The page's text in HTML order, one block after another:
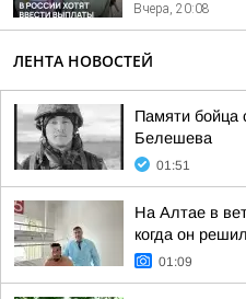
Вчера, 20:08
ЛЕНТА НОВОСТЕЙ
Памяти бойца
Белешева
01:51
На Алтае в
когда он
01:09